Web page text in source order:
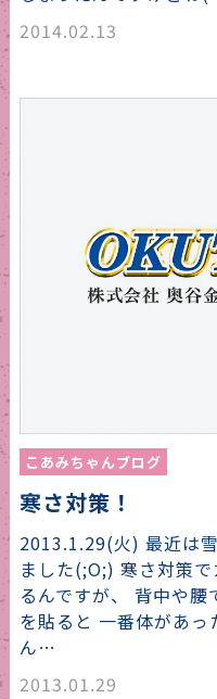
2014.02.13
こあみちゃんブログ
寒さ対策！
2013.1.29(火) 最近は
ました(;O;) 寒さ対策
るんですが、 背中や
を貼ると 一番体があ
ん…
2013.01.29